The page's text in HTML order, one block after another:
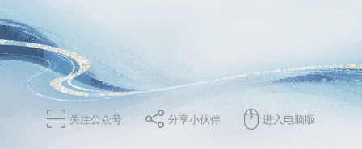
关注公众号 分享小伙伴 进入电脑版